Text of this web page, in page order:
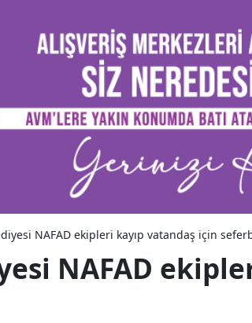
NAFAD ekipleri kayıp vatandaş için
NAFAD